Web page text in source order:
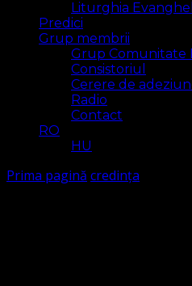
Liturghia
Predici
Grup membrii
Grup Comunitate
Consistoriul
Cerere de
Radio
Contact
RO
HU
Prima pagină credința